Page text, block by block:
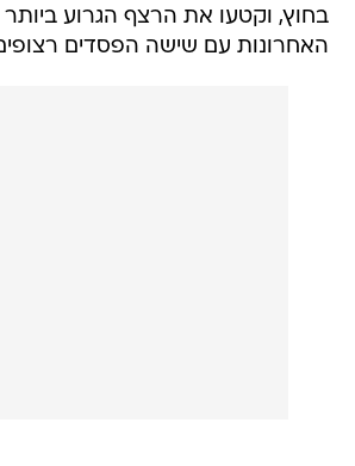
בחוץ, וקטעו את הרצף הגרוע
האחרונות עם שישה הפסדים